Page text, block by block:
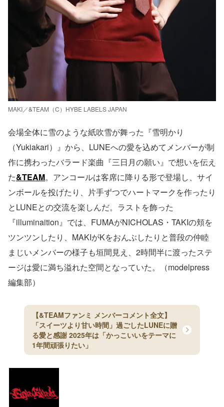
MAKI／&TEAM（C）HYBE LABELS JAPAN
会場全体に雪のような紙吹雪が舞った『雪明かり
（Yukiakari）』から、LUNEへの愛を込めてメンバーが制
作に携わったバラード楽曲『三日月の願い』で想いを伝え
た&TEAM。アンコールは客席に降りる形で登場し、サイ
ンボールを投げたり、片手ずつでハートマークを作ったり
とLUNEとの交流を楽しんだ。ラストを飾った
『illuminaition』では、FUMAがNICHOLAS・TAKIの頬を
ツンツンしたり、MAKIがKをおんぶしたりと普段の仲睦
まじいメンバーの様子も垣間見え、2時間半に渡ったステ
ージは愛に満ち溢れた空間となっていた。（modelpress
編集部）
【&TEAMファンミ メンバーコメント全文】
「スイーツより甘い時間」過ごしたLUNEに贈
る愛と感謝 2025年は「かっこいいをテーマに
1年間頑張りたい」